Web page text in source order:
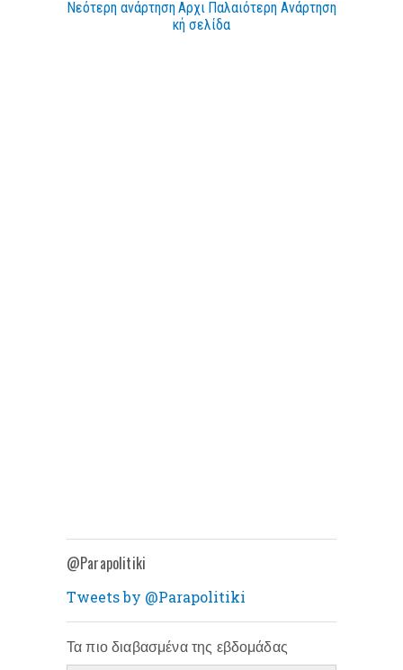
Νεότερη ανάρτηση Παλαιότερη Ανάρτηση
Αρχι
κή σελίδα
@Parapolitiki
Tweets by @Parapolitiki
Τα πιο διαβασμένα της εβδομάδας